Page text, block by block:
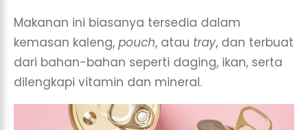
Makanan ini biasanya tersedia dalam
kemasan kaleng, pouch, atau tray, dan terbuat
dari bahan-bahan seperti daging, ikan, serta
dilengkapi vitamin dan mineral.